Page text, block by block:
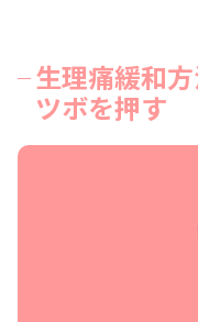
生理痛緩和
ツボを押す